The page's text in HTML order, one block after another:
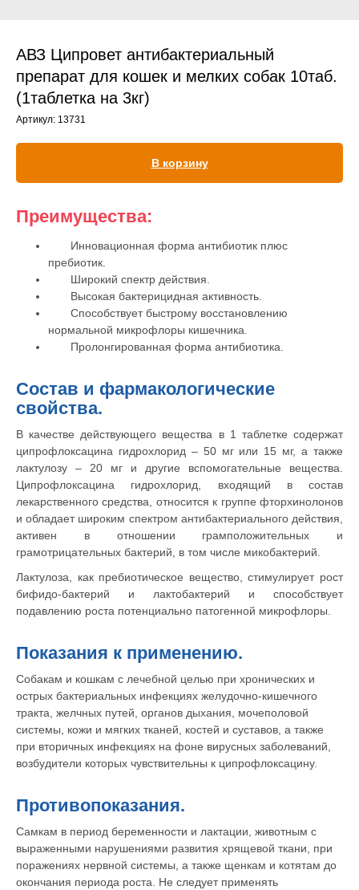
Лечение кроликов
Вакцинация хорьков
АВЗ Ципровет антибактериальный
препарат для кошек и мелких собак 10таб.
(1таблетка на 3кг)
Артикул: 13731
В корзину
Преимущества:
Инновационная форма антибиотик плюс
пребиотик.
Широкий спектр действия.
Высокая бактерицидная активность.
Способствует быстрому восстановлению
нормальной микрофлоры кишечника.
Пролонгированная форма антибиотика.
Состав и фармакологические
свойства.
В качестве действующего вещества в 1 таблетке содержат
ципрофлоксацина гидрохлорид – 50 мг или 15 мг, а также
лактулозу – 20 мг и другие вспомогательные вещества.
Ципрофлоксацина гидрохлорид, входящий в состав
лекарственного средства, относится к группе фторхинолонов
и обладает широким спектром антибактериального действия,
активен в отношении грамположительных и
грамотрицательных бактерий, в том числе микобактерий.
Лактулоза, как пребиотическое вещество, стимулирует рост
бифидо-бактерий и лактобактерий и способствует
подавлению роста потенциально патогенной микрофлоры.
Показания к применению.
Собакам и кошкам с лечебной целью при хронических и
острых бактериальных инфекциях желудочно-кишечного
тракта, желчных путей, органов дыхания, мочеполовой
системы, кожи и мягких тканей, костей и суставов, а также
при вторичных инфекциях на фоне вирусных заболеваний,
возбудители которых чувствительны к ципрофлоксацину.
Противопоказания.
Самкам в период беременности и лактации, животным с
выраженными нарушениями развития хрящевой ткани, при
поражениях нервной системы, а также щенкам и котятам до
окончания периода роста. Не следует применять